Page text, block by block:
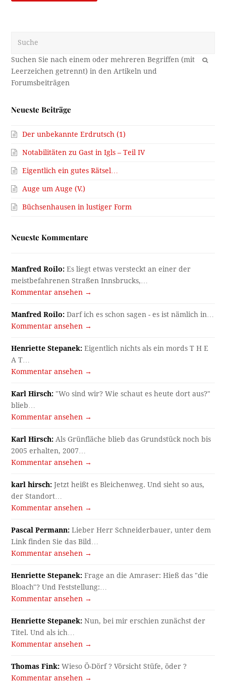
OK
Neueste Beiträge
Der unbekannte Erdrutsch (1)
Notabilitäten zu Gast in Igls – Teil IV
Eigentlich ein gutes Rätsel…
Auge um Auge (V.)
Büchsenhausen in lustiger Form
Neueste Kommentare
Manfred Roilo: Es liegt etwas versteckt an einer der
meistbefahrenen Straßen Innsbrucks,…
Kommentar ansehen →
Manfred Roilo: Darf ich es schon sagen - es ist nämlich in…
Kommentar ansehen →
Henriette Stepanek: Eigentlich nichts als ein mords T H E
A T…
Kommentar ansehen →
Karl Hirsch: "Wo sind wir? Wie schaut es heute dort aus?"
blieb…
Kommentar ansehen →
Karl Hirsch: Als Grünfläche blieb das Grundstück noch bis
2005 erhalten, 2007…
Kommentar ansehen →
karl hirsch: Jetzt heißt es Bleichenweg. Und sieht so aus,
der Standort…
Kommentar ansehen →
Pascal Permann: Lieber Herr Schneiderbauer, unter dem
Link finden Sie das Bild…
Kommentar ansehen →
Henriette Stepanek: Frage an die Amraser: Hieß das "die
Bloach"? Und Feststellung:…
Kommentar ansehen →
Henriette Stepanek: Nun, bei mir erschien zunächst der
Titel. Und als ich…
Kommentar ansehen →
Thomas Fink: Wieso Ö-Dörf ? Vörsicht Stüfe, öder ?
Kommentar ansehen →